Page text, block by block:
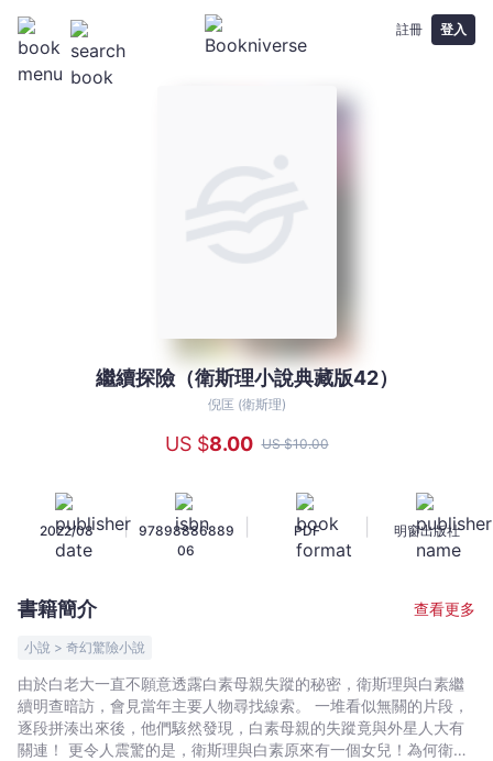
註冊 登入
典
藏
42）
-
倪
繼續探險（衛斯理小說典藏版42）
倪匡 (衛斯理)
US $8.00 US $10.00
2022/08 | 97898886889
06
PDF 明窗出版社
書籍簡介 查看更多
小說 > 奇幻驚險小說
由於白老大一直不願意透露白素母親失蹤的秘密，衛斯理與白素繼
續明查暗訪，會見當年主要人物尋找線索。 一堆看似無關的片段，
逐段拼湊出來後，他們駭然發現，白素母親的失蹤竟與外星人大有
關連！ 更令人震驚的是，衛斯理與白素原來有一個女兒！為何衛斯